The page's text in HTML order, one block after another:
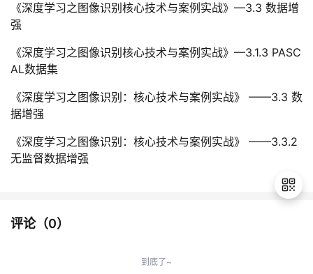
《深度学习之图像识别核心技术与案例实战》—3.3 数据增
强
《深度学习之图像识别核心技术与案例实战》—3.1.3 PASC
AL数据集
《深度学习之图像识别：核心技术与案例实战》 ——3.3 数
据增强
《深度学习之图像识别：核心技术与案例实战》 ——3.3.2
无监督数据增强
评论（0）
到底了~